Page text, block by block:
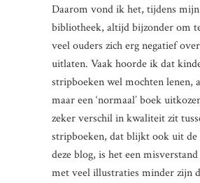
Daarom vond ik het, tijdens
bibliotheek, altijd bijzonder om
veel ouders zich erg negatief
uitlaten. Vaak hoorde ik dat
stripboeken wel mochten lenen,
maar een ‘normaal’ boek
zeker verschil in kwaliteit zit
stripboeken, dat blijkt ook uit de
deze blog, is het een
met veel illustraties minder zijn